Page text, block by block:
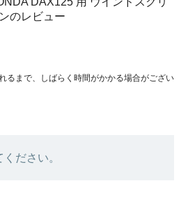
のレビュー
るまで、しばらく時間がかかる場合がござい
ださい。